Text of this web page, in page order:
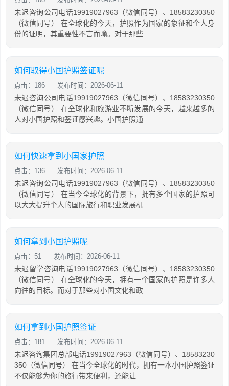
未迟咨询公司电话19919027963（微信同号）、18583230350
（微信同号） 在全球化的今天，护照作为国家的象征和个人身
份的证明，其重要性不言而喻。对于那些
如何取得小国护照签证呢
点击：186 发布时间：2026-06-11
未迟咨询公司电话19919027963（微信同号）、18583230350
（微信同号） 在全球化和旅游业不断发展的今天，越来越多的
人对小国护照和签证感兴趣。小国护照通
如何快速拿到小国家护照
点击：136 发布时间：2026-06-11
未迟咨询公司电话19919027963（微信同号）、18583230350
（微信同号） 在当今全球化的背景下，拥有多个国家的护照可
以大大提升个人的国际旅行和职业发展机
如何拿到小国护照呢
点击：51 发布时间：2026-06-11
未迟留学咨询电话19919027963（微信同号）、18583230350
（微信同号） 在全球化的今天，拥有一个国家的护照是许多人
向往的目标。而对于那些对小国文化和政
如何拿到小国护照签证
点击：181 发布时间：2026-06-11
未迟咨询集团总部电话19919027963（微信同号）、18583230
350（微信同号） 在当今全球化的时代，拥有一本小国护照签证
不仅能够为你的旅行带来便利，还能让